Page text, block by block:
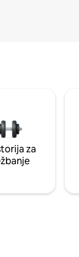
za